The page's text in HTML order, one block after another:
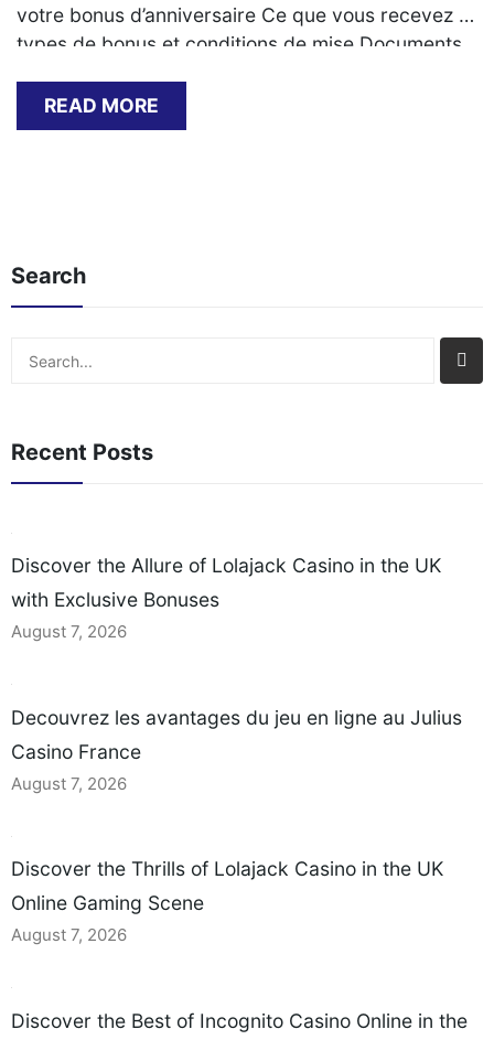
votre bonus d’anniversaire Ce que vous recevez :
types de bonus et conditions de mise Documents
solutions lors de la réclamation Délais typiques et
méthodes de retrait des gains Comparaison avec
READ MORE
Search
Search
Recent Posts
Discover the Allure of Lolajack Casino in the UK
with Exclusive Bonuses
August 7, 2026
Decouvrez les avantages du jeu en ligne au Julius
Casino France
August 7, 2026
Discover the Thrills of Lolajack Casino in the UK
Online Gaming Scene
August 7, 2026
Discover the Best of Incognito Casino Online in the